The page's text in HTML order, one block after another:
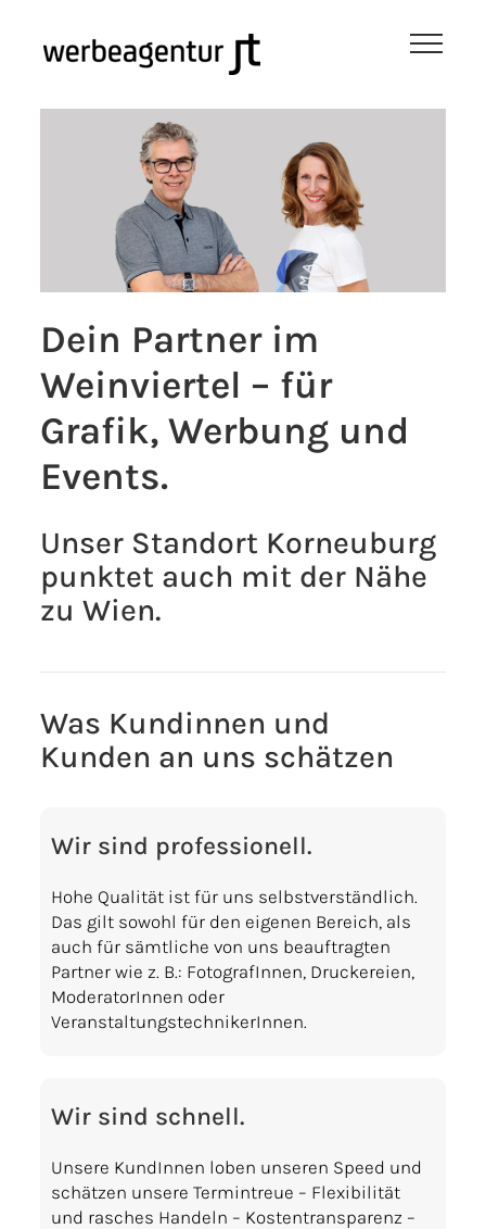
springen
Dein Partner im
Weinviertel – für
Grafik, Werbung und
Events.
Unser Standort Korneuburg
punktet auch mit der Nähe
zu Wien.
Was Kundinnen und
Kunden an uns schätzen
Wir sind professionell.
Hohe Qualität ist für uns selbstverständlich.
Das gilt sowohl für den eigenen Bereich, als
auch für sämtliche von uns beauftragten
Partner wie z. B.: FotografInnen, Druckereien,
ModeratorInnen oder
VeranstaltungstechnikerInnen.
Wir sind schnell.
Unsere KundInnen loben unseren Speed und
schätzen unsere Termintreue – Flexibilität
und rasches Handeln – Kostentransparenz –